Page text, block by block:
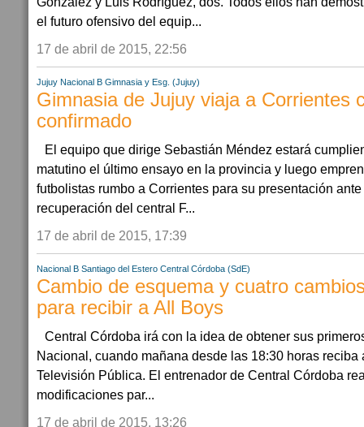
el futuro ofensivo del equip...
17 de abril de 2015, 22:56
Jujuy Nacional B Gimnasia y Esg. (Jujuy)
Gimnasia de Jujuy viaja a Corrientes
confirmado
El equipo que dirige Sebastián Méndez estará
matutino el último ensayo en la provincia y luego
futbolistas rumbo a Corrientes para su presentación
recuperación del central F...
17 de abril de 2015, 17:39
Nacional B Santiago del Estero Central Córdoba (SdE)
Cambio de esquema y cuatro
para recibir a All Boys
Central Córdoba irá con la idea de obtener sus
Nacional, cuando mañana desde las 18:30 horas reciba
Televisión Pública. El entrenador de Central Córdoba
modificaciones par...
17 de abril de 2015, 13:26